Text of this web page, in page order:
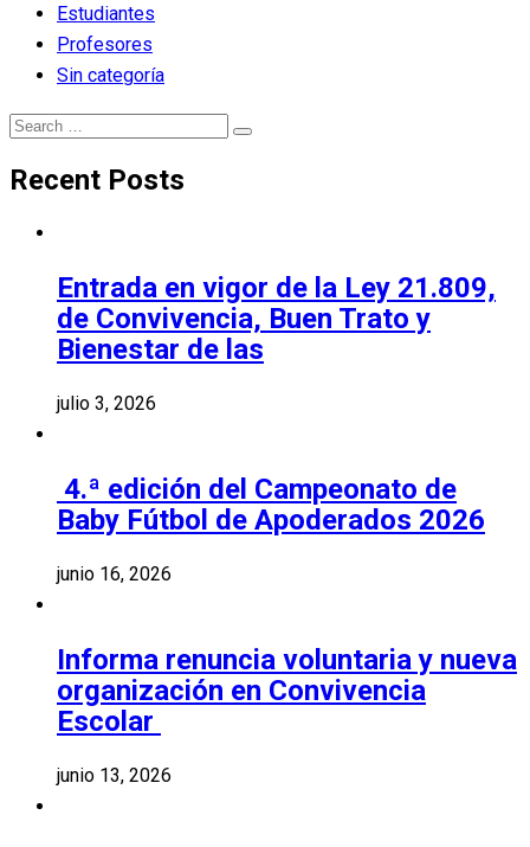
Estudiantes
Profesores
Sin categoría
Search
Search
Recent Posts
Entrada en vigor de la Ley 21.809,
de Convivencia, Buen Trato y
Bienestar de las
julio 3, 2026
4.ª edición del Campeonato de
Baby Fútbol de Apoderados 2026
junio 16, 2026
Informa renuncia voluntaria y nueva
organización en Convivencia
Escolar
junio 13, 2026